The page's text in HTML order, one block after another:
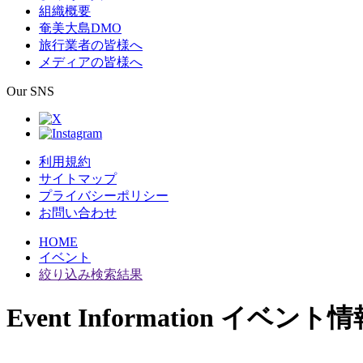
組織概要
奄美大島DMO
旅行業者の皆様へ
メディアの皆様へ
Our SNS
利用規約
サイトマップ
プライバシーポリシー
お問い合わせ
HOME
イベント
絞り込み検索結果
Event Information イベント情